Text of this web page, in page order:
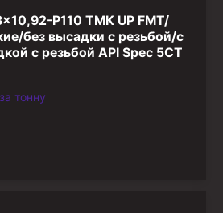
P110 ТМК UP FMT/
без высадки с резьбой/с
с резьбой API Spec 5CT
за тонну